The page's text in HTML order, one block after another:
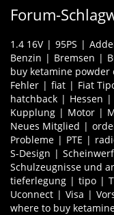
Forum-
1.4 16V 95PS
Benzin
Bremsen
buy ketamine powder
Fehler
fiat Fiat
hatchback
Hessen
Kupplung
Motor
Neues Mitglied
Probleme
PTE
S-Design
Schulzeugnisse und
tieferlegung
tipo
Uconnect
Visa
where to buy